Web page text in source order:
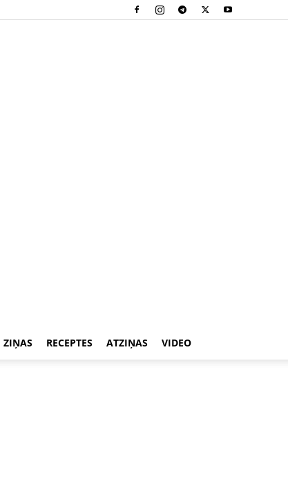
ZIŅAS RECEPTES ATZIŅAS VIDEO